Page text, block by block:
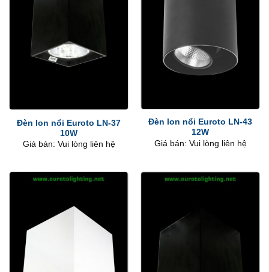
Đèn lon nổi Euroto LN-37
10W
Giá bán: Vui lòng liên hệ
Đèn lon nổi Euroto LN-43
12W
Giá bán: Vui lòng liên hệ